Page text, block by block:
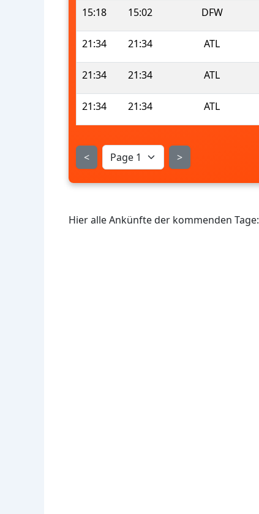
15:18 15:02 DFW
21:34 21:34 ATL
21:34 21:34 ATL
21:34 21:34 ATL
< >
Hier alle Ankünfte der kommenden Tage: